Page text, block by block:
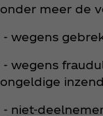
onder meer de
- wegens
- wegens
ongeldige
- niet-